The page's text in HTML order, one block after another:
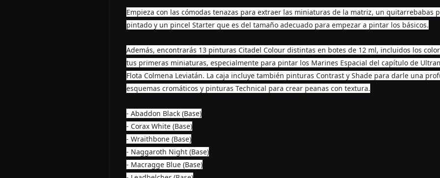
Empieza con las cómodas tenazas para extraer las miniaturas de la matriz, un quitarrebabas
pintado y un pincel Starter que es del tamaño adecuado para empezar a pintar los básicos.
Además, encontrarás 13 pinturas Citadel Colour distintas en botes de 12 ml, incluidos los
tus primeras miniaturas, especialmente para pintar los Marines Espacial del capítulo de
Flota Colmena Leviatán. La caja incluye también pinturas Contrast y Shade para darle una
esquemas cromáticos y pinturas Technical para crear peanas con textura.
- Abaddon Black (Base)
- Corax White (Base)
- Wraithbone (Base)
- Naggaroth Night (Base)
- Macragge Blue (Base)